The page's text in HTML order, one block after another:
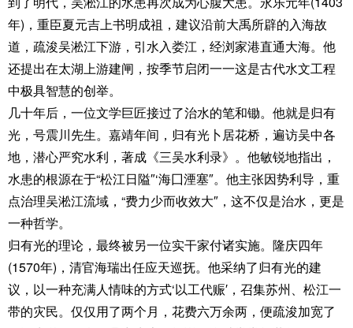
年)，重臣夏元吉上书明成祖，建议沿前大禹所辟的入海故
道，疏浚吴淞江下游，引水入娄江，经浏家港直通大海。他
还提出在太湖上游建闸，按季节启闭一一这是古代水文工程
中极具智慧的创举。
几十年后，一位文学巨匠接过了治水的笔和锄。他就是归有
光，号震川先生。嘉靖年间，归有光卜居花桥，遍访吴中各
地，潜心严究水利，著成《三吴水利录》。他敏锐地指出，
水患的根源在于“松江日隘″‘海囗湮塞″。他主张因势利导，重
点治理吴淞江流域，“费力少而收效大″，这不仅是治水，更是
一种哲学。
归有光的理论，最终被另一位实干家付诸实施。隆庆四年
(1570年)，清官海瑞出任应天巡抚。他采纳了归有光的建
议，以一种充满人情味的方式‘以工代赈′，召集苏州、松江一
带的灾民。仅仅用了两个月，花费六万余两，便疏浚加宽了